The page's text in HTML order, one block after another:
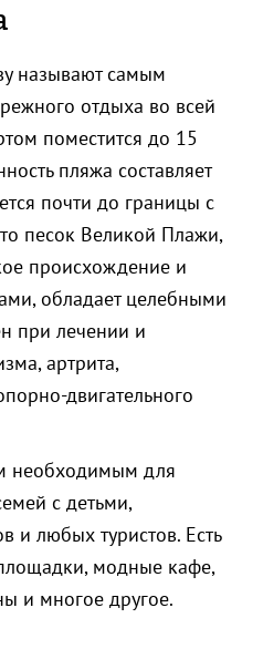
называют самым
отдыха во всей
поместится до 15
пляжа составляет
почти до границы с
песок Великой Плажи,
происхождение и
обладает целебными
при лечении и
артрита,
двигательного
необходимым для
с детьми,
и любых туристов. Есть
модные кафе,
и многое другое.